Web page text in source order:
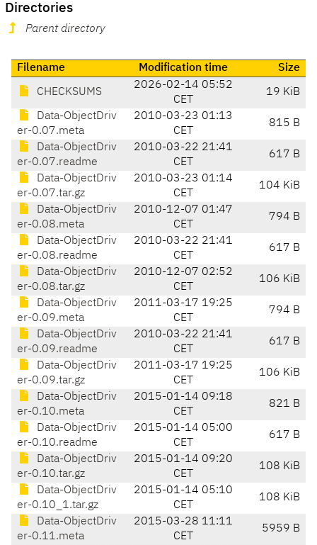
Directories
Parent directory
Filename Modification time Size
CHECKSUMS
2026-02-14 05:52
CET
19 KiB
Data-ObjectDriv
er-0.07.meta
2010-03-23 01:13
CET
815 B
Data-ObjectDriv
er-0.07.readme
2010-03-22 21:41
CET
617 B
Data-ObjectDriv
er-0.07.tar.gz
2010-03-23 01:14
CET
104 KiB
Data-ObjectDriv
er-0.08.meta
2010-12-07 01:47
CET
794 B
Data-ObjectDriv
er-0.08.readme
2010-03-22 21:41
CET
617 B
Data-ObjectDriv
er-0.08.tar.gz
2010-12-07 02:52
CET
106 KiB
Data-ObjectDriv
er-0.09.meta
2011-03-17 19:25
CET
794 B
Data-ObjectDriv
er-0.09.readme
2010-03-22 21:41
CET
617 B
Data-ObjectDriv
er-0.09.tar.gz
2011-03-17 19:25
CET
106 KiB
Data-ObjectDriv
er-0.10.meta
2015-01-14 09:18
CET
821 B
Data-ObjectDriv
er-0.10.readme
2015-01-14 05:00
CET
617 B
Data-ObjectDriv
er-0.10.tar.gz
2015-01-14 09:20
CET
108 KiB
Data-ObjectDriv
er-0.10_1.tar.gz
2015-01-14 05:10
CET
108 KiB
Data-ObjectDriv
er-0.11.meta
2015-03-28 11:11
CET
5959 B